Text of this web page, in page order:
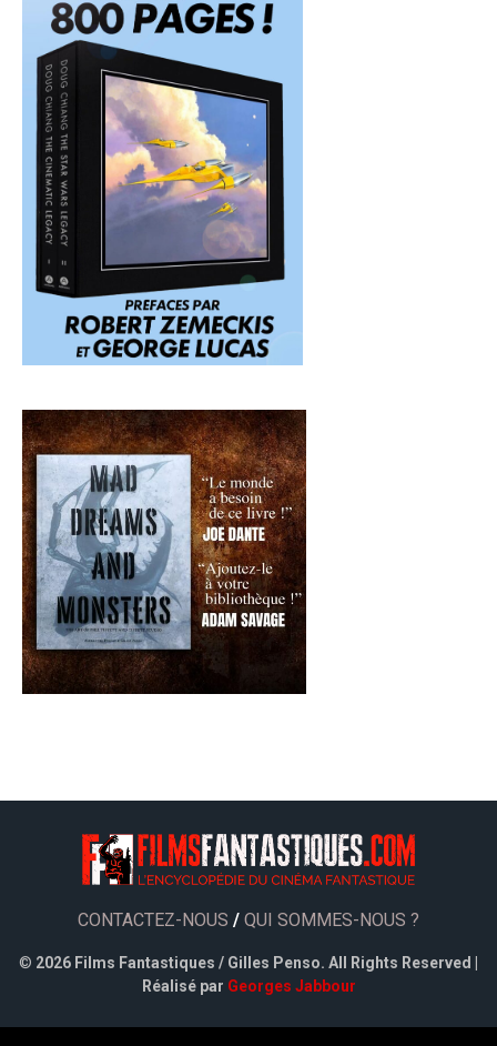
CONTACTEZ-NOUS / QUI SOMMES-NOUS ?
© 2026 Films Fantastiques / Gilles Penso. All Rights Reserved |
Réalisé par Georges Jabbour